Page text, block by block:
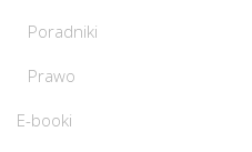
Poradniki
Prawo
E-booki